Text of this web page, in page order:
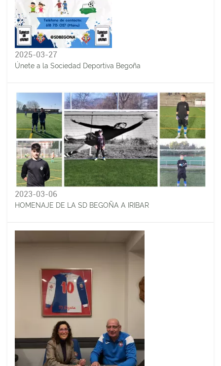
2025-03-27
Únete a la Sociedad Deportiva Begoña
2023-03-06
HOMENAJE DE LA SD BEGOÑA A IRIBAR